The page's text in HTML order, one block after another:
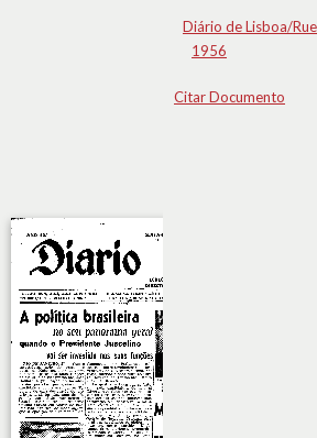
Diário de Lisboa/
1956
Citar Documento